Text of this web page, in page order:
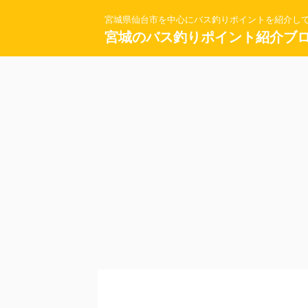
宮城県仙台市を中心にバス釣りポイントを紹介し
宮城のバス釣りポイント紹介ブ